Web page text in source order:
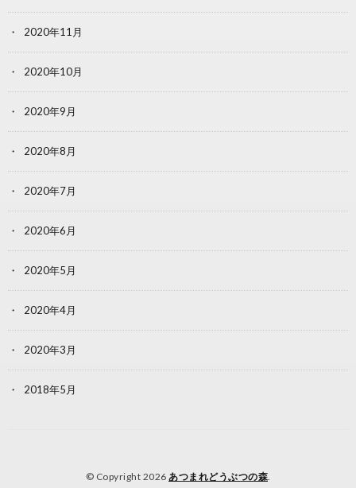
2020年11月
2020年10月
2020年9月
2020年8月
2020年7月
2020年6月
2020年5月
2020年4月
2020年3月
2018年5月
© Copyright 2026 あつまれどうぶつの森.